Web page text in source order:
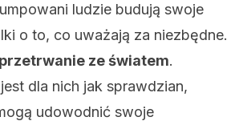
ludzie budują swoje
o to, co uważają za niezbędne.
ze światem.
dla nich jak sprawdzian,
udowodnić swoje